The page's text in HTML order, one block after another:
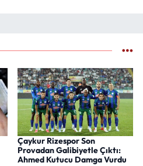
Çaykur Rizespor Son
Provadan Galibiyetle Çıktı:
Ahmed Kutucu Damga Vurdu